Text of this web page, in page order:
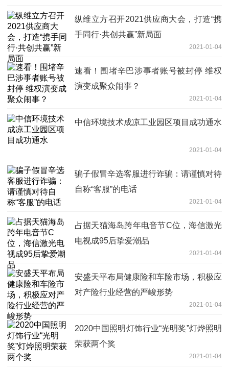
纵维立方召开2021供应商大会，打造“携
手同行·共创共赢”新局面
2021-01-04
速看！围堵辛巴涉事者账号被封停 维权
演变成聚众闹事？
2021-01-04
中信环境技术成凉工业园区项目成功通水
2021-01-04
骗子假冒辛选客服进行诈骗：请谨慎对待
自称“客服”的电话
2021-01-04
占据天猫海岛跨年电音节C位，海信激光
电视成95后挚爱潮品
2021-01-04
安盛天平布局健康险和车险市场，积极应
对产险行业经营的严峻形势
2021-01-04
2020中国照明灯饰行业“光明奖”灯烨照明
荣获两个奖
2021-01-04